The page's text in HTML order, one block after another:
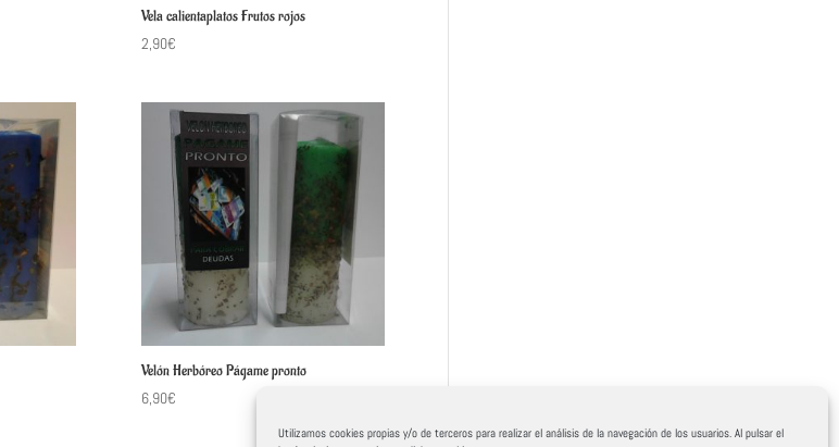
Utilizamos cookies propias y/o de terceros para realizar el análisis de la navegación de los usuarios. Al pulsar el
Vela calientaplatos Frutos rojos
2,90€
Velón Herbóreo Págame pronto
6,90€